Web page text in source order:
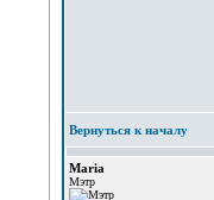
Вернуться к началу
Maria
Мэтр